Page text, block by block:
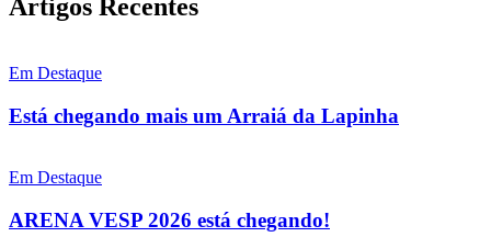
Artigos Recentes
Em Destaque
Está chegando mais um Arraiá da Lapinha
Em Destaque
ARENA VESP 2026 está chegando!